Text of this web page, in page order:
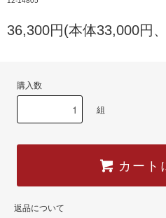
36,300円(本体33,000円
購入数
組
カート
返品について